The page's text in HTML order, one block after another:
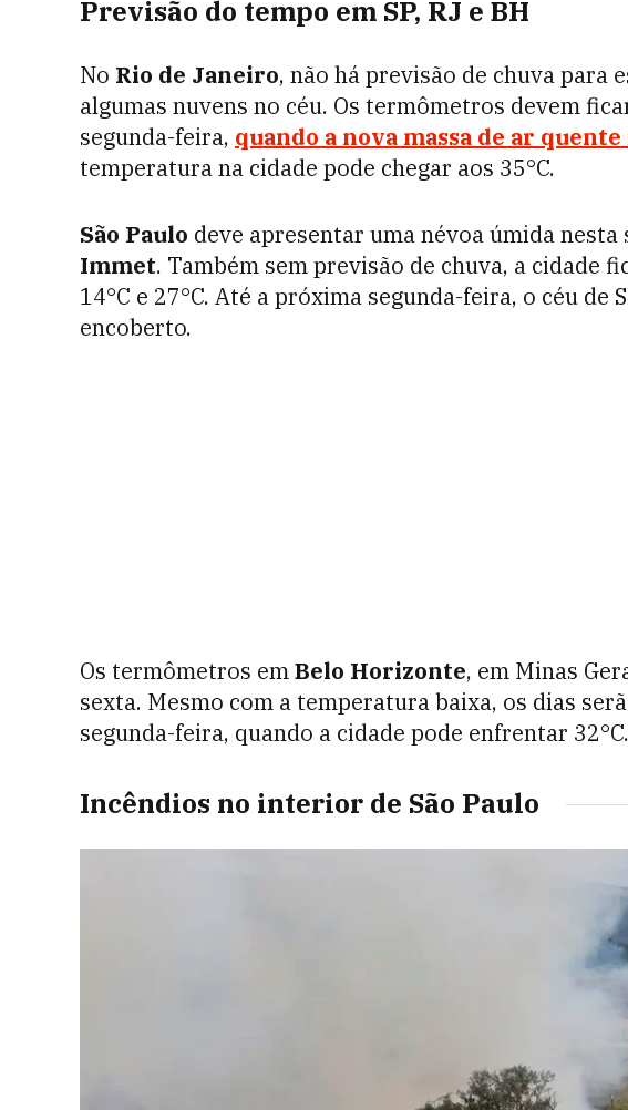
Previsão do tempo em SP, RJ e BH
No Rio de Janeiro, não há previsão de chuva para
algumas nuvens no céu. Os termômetros devem
segunda-feira, quando a nova massa de ar
temperatura na cidade pode chegar aos 35°C.
São Paulo deve apresentar uma névoa úmida
Immet. Também sem previsão de chuva, a cidade
14°C e 27°C. Até a próxima segunda-feira, o céu de
encoberto.
Os termômetros emBelo Horizonte, em Minas
sexta. Mesmo com a temperatura baixa, os dias
segunda-feira, quando a cidade pode enfrentar 32°C.
Incêndios no interior de São Paulo